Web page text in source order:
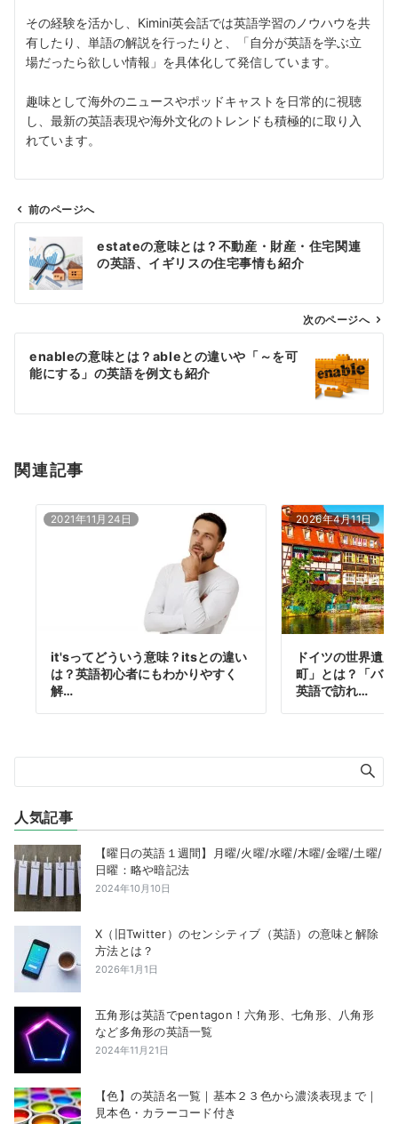
その経験を活かし、Kimini英会話では英語学習のノウハウを共
有したり、単語の解説を行ったりと、「自分が英語を学ぶ立
場だったら欲しい情報」を具体化して発信しています。
趣味として海外のニュースやポッドキャストを日常的に視聴
し、最新の英語表現や海外文化のトレンドも積極的に取り入
れています。
ン
前のページへ
estateの意味とは？不動産・財産・住宅関連
の英語、イギリスの住宅事情も紹介
次のページへ
enableの意味とは？ableとの違いや「～を可
能にする」の英語を例文も紹介
関連記事
2021年11月24日
it'sってどういう意味？itsとの違い
は？英語初心者にもわかりやすく
解…
2026年4月11日
ドイツの世界遺
町」とは？「バ
英語で訪れ…
人気記事
【曜日の英語１週間】月曜/火曜/水曜/木曜/金曜/土曜/
日曜：略や暗記法
2024年10月10日
X（旧Twitter）のセンシティブ（英語）の意味と解除
方法とは？
2026年1月1日
五角形は英語でpentagon！六角形、七角形、八角形
など多角形の英語一覧
2024年11月21日
【色】の英語名一覧｜基本２３色から濃淡表現まで｜
見本色・カラーコード付き